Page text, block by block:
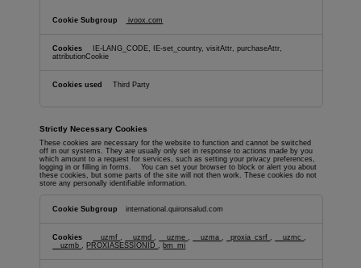
ivoox.com
IE-LANG_CODE, IE-set_country, visitAttr, purchaseAttr,
attributionCookie
Third Party
Strictly Necessary Cookies
These cookies are necessary for the website to function and cannot be switched
off in our systems. They are usually only set in response to actions made by you
which amount to a request for services, such as setting your privacy preferences,
logging in or filling in forms. You can set your browser to block or alert you about
these cookies, but some parts of the site will not then work. These cookies do not
store any personally identifiable information.
Necessary
international.quironsalud.com
__uzmf __uzmd __uzme __uzma _proxia_csrf __uzmc
__uzmb
PROXIASESSIONID bm_mi